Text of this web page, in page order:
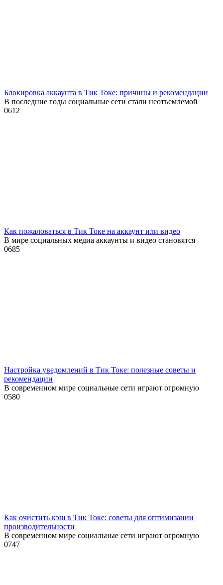
Блокировка аккаунта в Тик Токе: причины и рекомендации
В последние годы социальные сети стали неотъемлемой
0612
Как пожаловаться в Тик Токе на аккаунт или видео
В мире социальных медиа аккаунты и видео становятся
0685
Настройка уведомлений в Тик Токе: полезные советы и
рекомендации
В современном мире социальные сети играют огромную
0580
Как очистить кэш в Тик Токе: советы для оптимизации
производительности
В современном мире социальные сети играют огромную
0747